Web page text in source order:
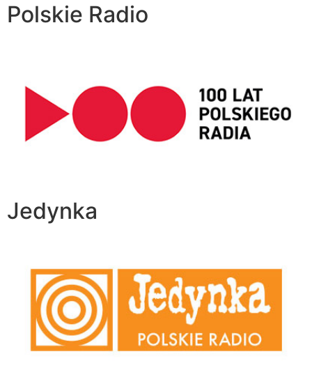
Polskie Radio
Jedynka